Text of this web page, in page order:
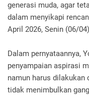
generasi muda, agar
dalam menyikapi
April 2026, Senin (06/
Dalam pernyataannya,
penyampaian aspirasi
namun harus dilakukan
tidak menimbulkan